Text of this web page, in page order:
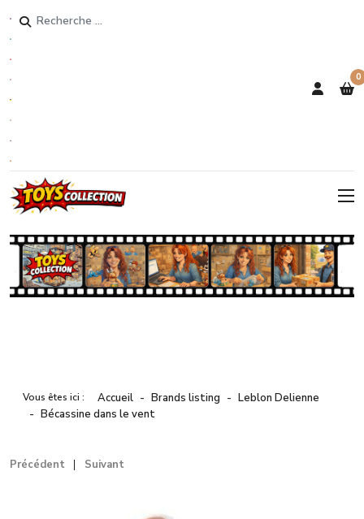
Rechercher
0
Vous êtes ici : Accueil Brands listing
Leblon Delienne
Bécassine dans le vent
Précédent Suivant